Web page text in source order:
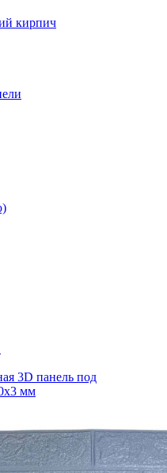
кирпич
3D панель под
мм